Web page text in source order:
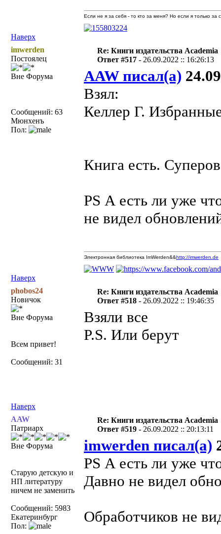
Наверх
Если не я за себя - то кто за меня? Но если я только
imwerden
Постоялец
Вне Форума
Сообщений: 63
Мюнхенъ
Пол:
Re: Книги издательства Academia
Ответ #517 - 26.09.2022 :: 16:26:13
AAW писал(а)
Взял:
Келлер Г.
Книга есть.
PS А есть ли уже
не видел
Наверх
Электронная библиотека ImWerden&&http://imwerden.de
phobos24
Новичок
Вне Форума
Всем привет!
Сообщений: 31
Re: Книги издательства Academia
Ответ #518 - 26.09.2022 :: 19:46:35
Взяли все
P.S. Или берут
Наверх
AAW
Патриарх
Вне Форума
Старую детскую и
НП литературу
ничем не заменить
Сообщений: 5983
Екатеринбург
Пол:
Re: Книги издательства Academia
Ответ #519 - 26.09.2022 :: 20:13:11
imwerden писал(а)
PS А есть ли уже
Давно не видел
Обработчиков не